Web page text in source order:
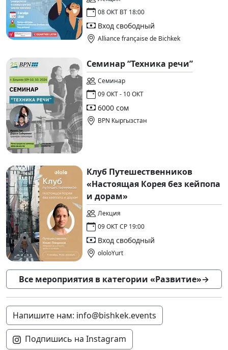
08 ОКТ ВТ 18:00
Вход свободный
Alliance française de Bichkek
Семинар “Техника речи”
Семинар
09 ОКТ - 10 ОКТ
6000 сом
BPN Кыргызстан
Клуб Путешественников
«Настоящая Корея без кейпопа
и дорам»
Лекция
09 ОКТ СР 19:00
Вход свободный
ololoYurt
Все мероприятия в категории «Развитие»→
Напишите нам: info@bishkek.events
Подпишись на Instagram